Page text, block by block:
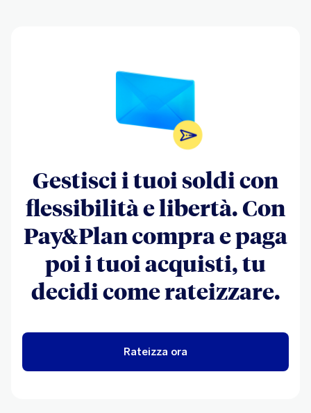
Gestisci i tuoi soldi con
flessibilità e libertà. Con
Pay&Plan compra e paga
poi i tuoi acquisti, tu
decidi come rateizzare.
Rateizza ora